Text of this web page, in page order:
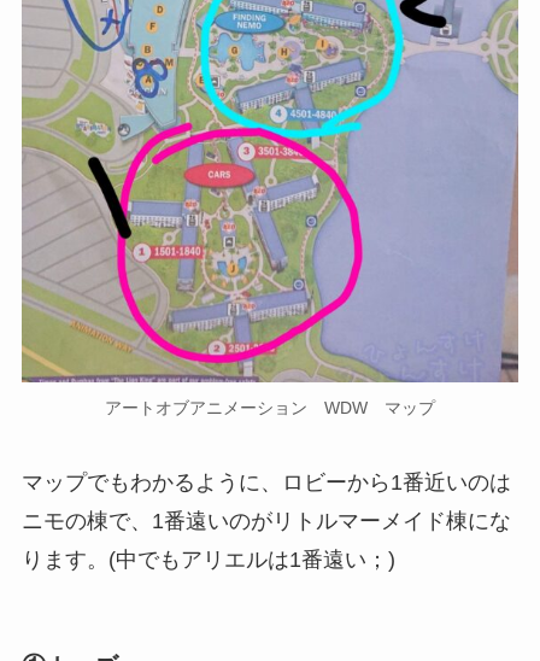
アートオブアニメーション WDW マップ
マップでもわかるように、ロビーから1番近いのは
ニモの棟で、1番遠いのがリトルマーメイド棟にな
ります。(中でもアリエルは1番遠い；)